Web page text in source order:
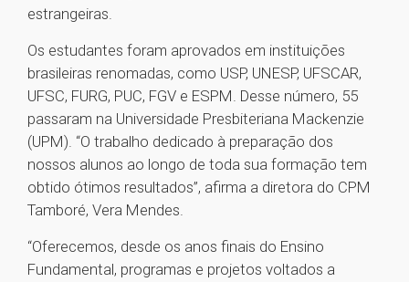
estrangeiras.
Os estudantes foram aprovados em instituições
brasileiras renomadas, como USP, UNESP, UFSCAR,
UFSC, FURG, PUC, FGV e ESPM. Desse número, 55
passaram na Universidade Presbiteriana Mackenzie
(UPM). “O trabalho dedicado à preparação dos
nossos alunos ao longo de toda sua formação tem
obtido ótimos resultados”, afirma a diretora do CPM
Tamboré, Vera Mendes.
“Oferecemos, desde os anos finais do Ensino
Fundamental, programas e projetos voltados a